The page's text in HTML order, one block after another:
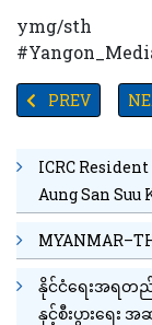
ymg/sth
PREVIOUS
PREV
ICRC
Aung San Suu
နိုင်ငံရေးအရတ
နှင့်စီးပွားရေး